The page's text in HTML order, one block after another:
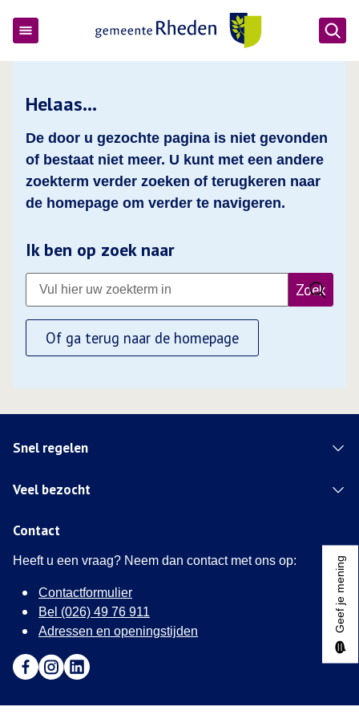
Helaas…
De door u gezochte pagina is niet gevonden
of bestaat niet meer. U kunt met een andere
zoekterm verder zoeken of terugkeren naar
de homepage om verder te navigeren.
Ik ben op zoek naar
Zoek
Of ga terug naar de homepage
Snel regelen
Veel bezocht
Contact
Heeft u een vraag? Neem dan contact met ons op:
Contactformulier
Bel (026) 49 76 911
Adressen en openingstijden
Geef je mening